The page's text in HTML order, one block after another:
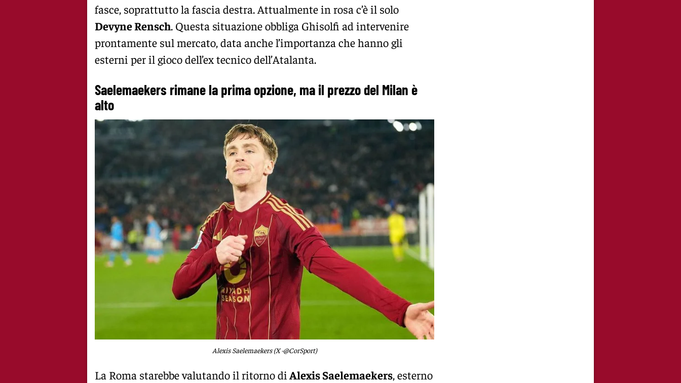
fasce, soprattutto la fascia destra. Attualmente in rosa c’è il solo
Devyne Rensch. Questa situazione obbliga Ghisolfi ad intervenire
prontamente sul mercato, data anche l’importanza che hanno gli
esterni per il gioco dell’ex tecnico dell’Atalanta.
Saelemaekers rimane la prima opzione, ma il prezzo del Milan è
alto
Alexis Saelemaekers (X -@CorSport)
La Roma starebbe valutando il ritorno di Alexis Saelemaekers, esterno